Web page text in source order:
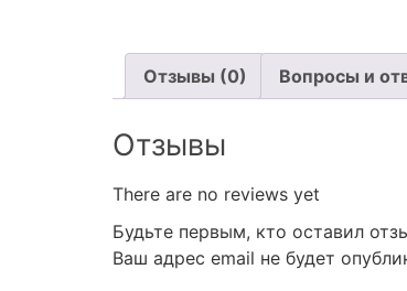
Отзывы (0) Вопросы и
Отзывы
There are no reviews yet
Будьте первым, кто оставил
Ваш адрес email не будет